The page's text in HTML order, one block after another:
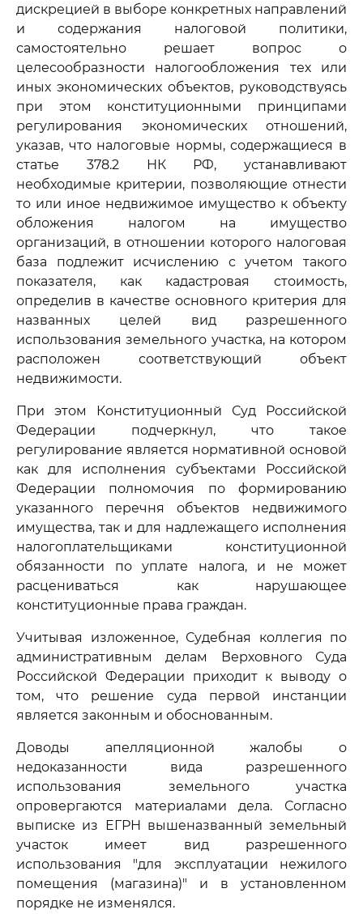
дискрецией в выборе конкретных направлений
и содержания налоговой политики,
самостоятельно решает вопрос о
целесообразности налогообложения тех или
иных экономических объектов, руководствуясь
при этом конституционными принципами
регулирования экономических отношений,
указав, что налоговые нормы, содержащиеся в
статье 378.2 НК РФ, устанавливают
необходимые критерии, позволяющие отнести
то или иное недвижимое имущество к объекту
обложения налогом на имущество
организаций, в отношении которого налоговая
база подлежит исчислению с учетом такого
показателя, как кадастровая стоимость,
определив в качестве основного критерия для
названных целей вид разрешенного
использования земельного участка, на котором
расположен соответствующий объект
недвижимости.
При этом Конституционный Суд Российской
Федерации подчеркнул, что такое
регулирование является нормативной основой
как для исполнения субъектами Российской
Федерации полномочия по формированию
указанного перечня объектов недвижимого
имущества, так и для надлежащего исполнения
налогоплательщиками конституционной
обязанности по уплате налога, и не может
расцениваться как нарушающее
конституционные права граждан.
Учитывая изложенное, Судебная коллегия по
административным делам Верховного Суда
Российской Федерации приходит к выводу о
том, что решение суда первой инстанции
является законным и обоснованным.
Доводы апелляционной жалобы о
недоказанности вида разрешенного
использования земельного участка
опровергаются материалами дела. Согласно
выписке из ЕГРН вышеназванный земельный
участок имеет вид разрешенного
использования "для эксплуатации нежилого
помещения (магазина)" и в установленном
порядке не изменялся.